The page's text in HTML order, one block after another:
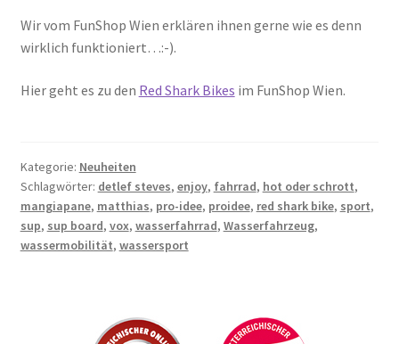
Wir vom FunShop Wien erklären ihnen gerne wie es denn
wirklich funktioniert…:-).
Hier geht es zu den Red Shark Bikes im FunShop Wien.
Kategorie: Neuheiten
Schlagwörter: detlef steves, enjoy, fahrrad, hot oder schrott,
mangiapane, matthias, pro-idee, proidee, red shark bike, sport,
sup, sup board, vox, wasserfahrrad, Wasserfahrzeug,
wassermobilität, wassersport